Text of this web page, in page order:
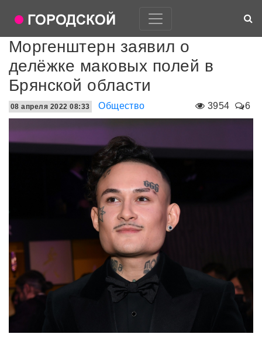
Моргенштерн заявил о
делёжке маковых полей в
Брянской области
3954 6
08 апреля 2022 08:33 Общество